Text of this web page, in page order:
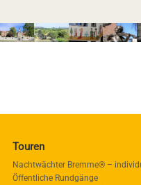
Touren
Nachtwächter Bremme® –
Öffentliche Rundgänge